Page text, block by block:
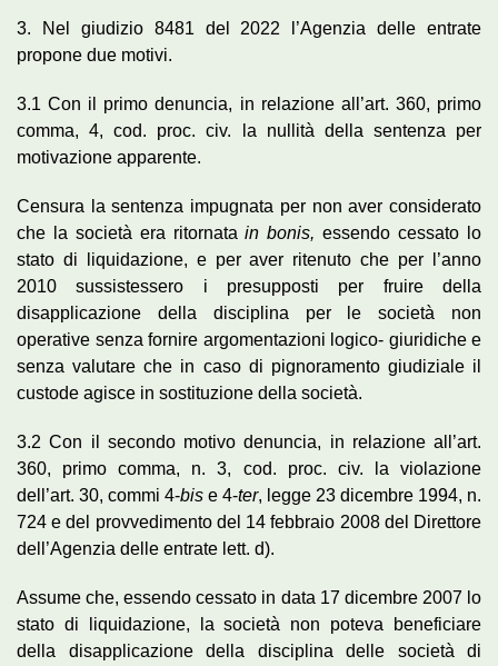
3. Nel giudizio 8481 del 2022 l’Agenzia delle entrate
propone due motivi.
3.1 Con il primo denuncia, in relazione all’art. 360, primo
comma, 4, cod. proc. civ. la nullità della sentenza per
motivazione apparente.
Censura la sentenza impugnata per non aver considerato
che la società era ritornatain bonis,essendo cessato lo
stato di liquidazione, e per aver ritenuto che per l’anno
2010 sussistessero i presupposti per fruire della
disapplicazione della disciplina per le società non
operative senza fornire argomentazioni logico- giuridiche e
senza valutare che in caso di pignoramento giudiziale il
custode agisce in sostituzione della società.
3.2 Con il secondo motivo denuncia, in relazione all’art.
360, primo comma, n. 3, cod. proc. civ. la violazione
dell’art. 30, commi 4-bis e 4-ter, legge 23 dicembre 1994, n.
724 e del provvedimento del 14 febbraio 2008 del Direttore
dell’Agenzia delle entrate lett. d).
Assume che, essendo cessato in data 17 dicembre 2007 lo
stato di liquidazione, la società non poteva beneficiare
della disapplicazione della disciplina delle società di